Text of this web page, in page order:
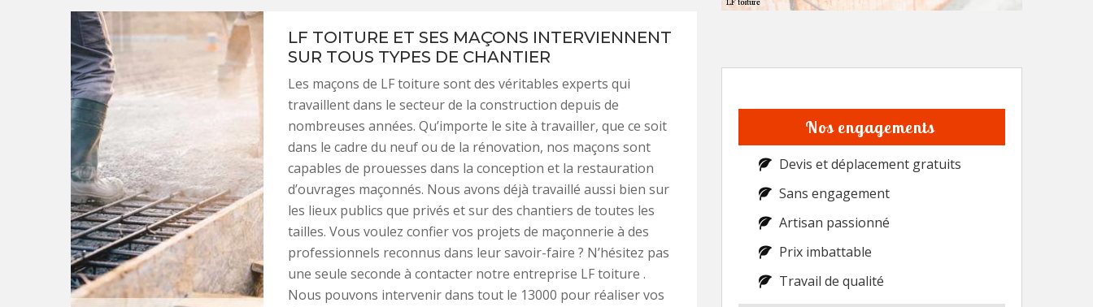
LF TOITURE ET SES MAÇONS INTERVIENNENT
SUR TOUS TYPES DE CHANTIER
Les maçons de LF toiture sont des véritables experts qui
travaillent dans le secteur de la construction depuis de
nombreuses années. Qu’importe le site à travailler, que ce soit
dans le cadre du neuf ou de la rénovation, nos maçons sont
capables de prouesses dans la conception et la restauration
d’ouvrages maçonnés. Nous avons déjà travaillé aussi bien sur
les lieux publics que privés et sur des chantiers de toutes les
tailles. Vous voulez confier vos projets de maçonnerie à des
professionnels reconnus dans leur savoir-faire ? N’hésitez pas
une seule seconde à contacter notre entreprise LF toiture .
Nous pouvons intervenir dans tout le 13000 pour réaliser vos
Nos engagements
Devis et déplacement gratuits
Sans engagement
Artisan passionné
Prix imbattable
Travail de qualité